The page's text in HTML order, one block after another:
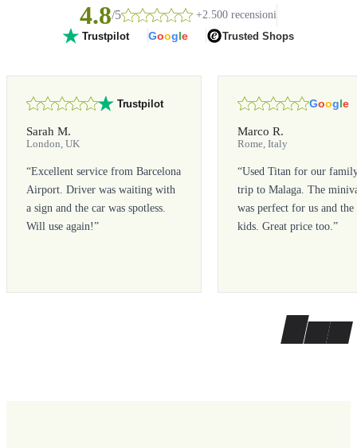
4.8/5 +2.500 recensioni
Trustpilot Google Trusted Shops
Trustpilot
Sarah M.
London, UK
“Excellent service from Barcelona
Airport. Driver was waiting with
a sign and the car was spotless.
Will use again!”
Google
Marco R.
Rome, Italy
“Used Titan for our
trip to Malaga. The
was perfect for us and the
kids. Great price too.”